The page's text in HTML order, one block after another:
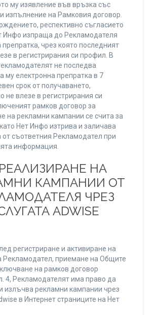
му изявление във връзка със
изпълнение на Рамковия договор.
респективно съгласието
Инфо изпраща до Рекламодателя
препратка, чрез която последният
в регистрирания си профил. В
не последва
му електронна препратка в 7
срок от получаването,
не влезе в регистрирания си
рамков договор за
на рекламни кампании се счита за
Нет Инфо изтрива и заличава
от съответния Рекламодател при
информация.
РЕАЛИЗИРАНЕ НА
КАМПАНИИ ОТ
ЧРЕЗ
ADWISE
регистриране и активиране на
Рекламодател, приемане на Общите
на рамков договор
4, Рекламодателят има право да
излъчва рекламни кампании чрез
в Интернет страниците на Нет